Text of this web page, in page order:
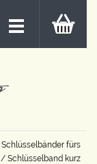
Schlüsselbänder fürs
/ Schlüsselband kurz